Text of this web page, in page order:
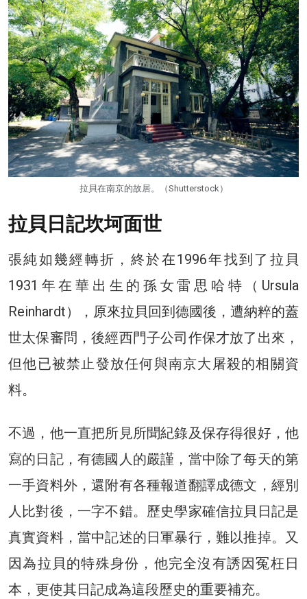
拉貝在南京的故居。（Shutterstock）
拉貝日記坎坷面世
張純如幾經轉折，終於在1996年找到了拉貝
1931年在華出生的孫女雷思哈特（Ursula
Reinhardt），原來拉貝回到德國後，遭納粹的蓋
世太保審問，後經西門子公司作保才放了出來，
但他已被禁止發放任何與南京大屠殺的相關資
料。
不過，他一直把所見所聞紀錄及保存得很好，他
寫的日記，有德國人的嚴謹，當中除了每天的第
一手資料外，還附有各種報道翻譯成德文，經別
人比對後，一字不錯。歷史學家確信拉貝日記是
真實資料，當中記述的日軍暴行，難以推掉。又
因為拉貝的特殊身份，他完全沒有誘因冤枉日
本，更使其日記成為這段歷史的重要補充。